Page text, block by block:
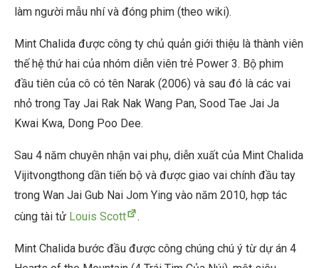
làm người mẫu nhí và đóng phim (theo wiki).
Mint Chalida được công ty chủ quản giới thiệu là thành viên
thế hệ thứ hai của nhóm diễn viên trẻ Power 3. Bộ phim
đầu tiên của cô có tên Narak (2006) và sau đó là các vai
nhỏ trong Tay Jai Rak Nak Wang Pan, Sood Tae Jai Ja
Kwai Kwa, Dong Poo Dee.
Sau 4 năm chuyên nhận vai phụ, diễn xuất của Mint Chalida
Vijitvongthong dần tiến bộ và được giao vai chính đầu tay
trong Wan Jai Gub Nai Jom Ying vào năm 2010, hợp tác
cùng tài tử Louis Scott .
Mint Chalida bước đầu được công chúng chú ý từ dự án 4